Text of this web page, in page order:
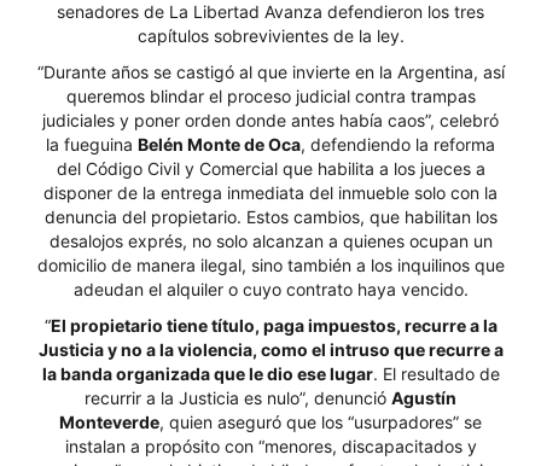
senadores de La Libertad Avanza defendieron los tres
capítulos sobrevivientes de la ley.
“Durante años se castigó al que invierte en la Argentina, así
queremos blindar el proceso judicial contra trampas
judiciales y poner orden donde antes había caos”, celebró
la fueguina Belén Monte de Oca, defendiendo la reforma
del Código Civil y Comercial que habilita a los jueces a
disponer de la entrega inmediata del inmueble solo con la
denuncia del propietario. Estos cambios, que habilitan los
desalojos exprés, no solo alcanzan a quienes ocupan un
domicilio de manera ilegal, sino también a los inquilinos que
adeudan el alquiler o cuyo contrato haya vencido.
“El propietario tiene título, paga impuestos, recurre a la
Justicia y no a la violencia, como el intruso que recurre a
la banda organizada que le dio ese lugar. El resultado de
recurrir a la Justicia es nulo”, denunció Agustín
Monteverde, quien aseguró que los “usurpadores” se
instalan a propósito con “menores, discapacitados y